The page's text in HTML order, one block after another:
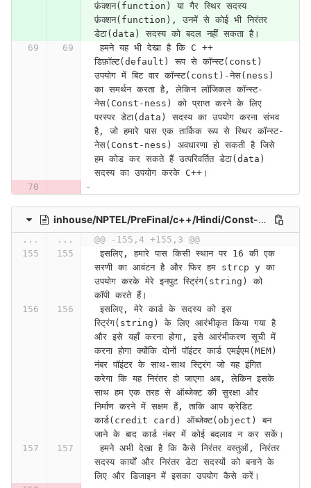
फ़ंक्शन(function) या गैर स्थिर सदस्य
फ़ंक्शन(function), उनमें से कोई भी निरंतर
डेटा(data) सदस्य को बदल नहीं सकता है।
हमने यह भी देखा है कि C ++
डिफ़ॉल्ट(default) रूप से कॉन्स्ट(const)
उपयोग में बिट वार कॉन्स्ट(const)-नेस(ness)
का समर्थन करता है, लेकिन लॉजिकल कॉन्स्ट-
नेस(Const-ness) को प्राप्त करने के लिए
परस्पर डेटा(data) सदस्य का उपयोग करना संभव
है, जो हमारे पास एक तार्किक रूप से स्थिर कॉन्स्ट-
नेस(Const-ness) अवधारणा हो सकती है जिसे
हम कोड कर सकते हैं उत्परिवर्तित डेटा(data)
सदस्य का उपयोग करके C++।
inhouse/NPTEL/PreFinal/c++/Hindi/Const-ness (Lecture 29)-apdzg2A90CI
... ...
@@ -155,4 +155,3 @@
इसलिए, हमारे पास किसी स्थान पर 16 की एक
सरणी का आवंटन है और फिर हम strcp y का
उपयोग करके मेरे इनपुट स्ट्रिंग(string) को
कॉपी करते हैं।
इसलिए, मेरे कार्ड के सदस्य को इस
स्ट्रिंग(string) के लिए आरंभीकृत किया गया है
और इसे यहाँ करना होगा, इसे आरंभीकरण सूची में
करना होगा क्योंकि दोनों पॉइंटर कार्ड एमईएम(MEM)
नंबर पॉइंटर के साथ-साथ स्ट्रिंग जो यह इंगित
करेगा कि यह निरंतर हो जाएगा अब, लेकिन इसके
साथ हम एक तरह से ऑब्जेक्ट की सुरक्षा और
निर्माण करने में सक्षम हैं, ताकि आप क्रेडिट
कार्ड(credit card) ऑब्जेक्ट(object) बन
जाने के बाद कार्ड नंबर में कोई बदलाव न कर सकें।
हमने अभी देखा है कि कैसे निरंतर वस्तुओं, निरंतर
सदस्य कार्यों और निरंतर डेटा सदस्यों को बनाने के
लिए और डिजाइन में इसका उपयोग कैसे करें।